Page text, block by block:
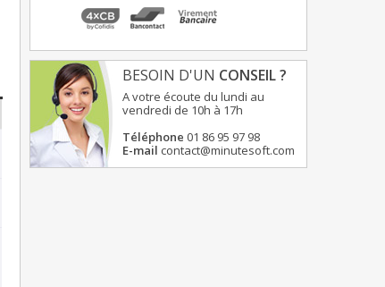
BESOIN D'UN CONSEIL ?
A votre écoute du lundi au
vendredi de 10h à 17h
Téléphone 01 86 95 97 98
E-mail contact@minutesoft.com